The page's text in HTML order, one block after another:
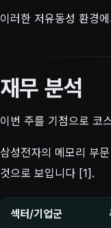
이러한 저유동성 환경
재무 분석
이번 주를 기점으로 코
삼성전자의 메모리 부
것으로 보입니다 [1].
섹터/기업군